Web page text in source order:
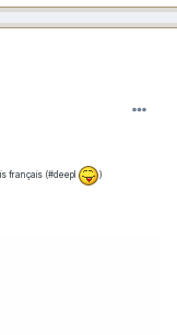
français (#deepl )